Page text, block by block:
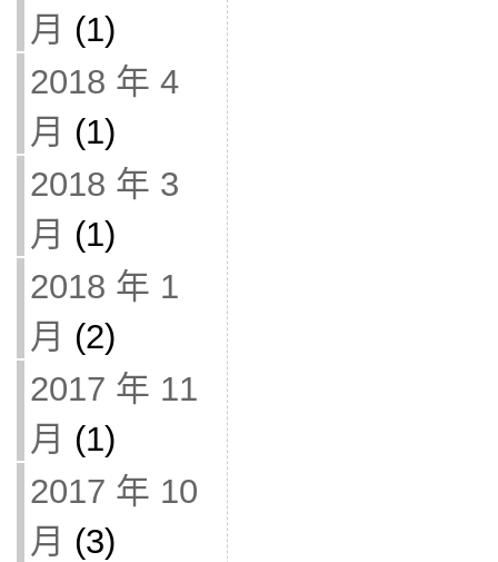
月 (1)
2018 年 4
月 (1)
2018 年 3
月 (1)
2018 年 1
月 (2)
2017 年 11
月 (1)
2017 年 10
月 (3)